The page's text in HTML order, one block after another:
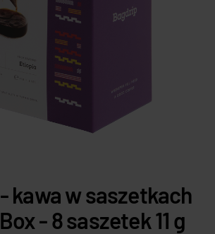
kawa w saszetkach
- 8 saszetek 11 g